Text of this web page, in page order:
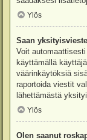
Ylös
Saan
Voit
käyttämällä
väärinkäytöksiä
raportoida viestit
lähettämästä
Ylös
Olen saanut